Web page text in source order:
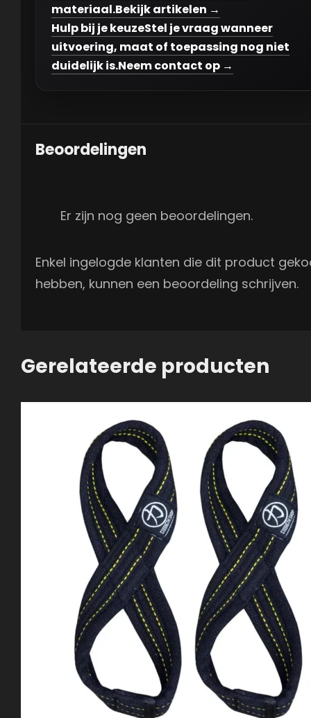
materiaal.Bekijk artikelen →
Hulp bij je keuzeStel je vraag wanneer
uitvoering, maat of toepassing nog niet
duidelijk is.Neem contact op →
Beoordelingen
Er zijn nog geen beoordelingen.
Enkel ingelogde klanten die dit product
hebben, kunnen een beoordeling schrijven.
Gerelateerde producten